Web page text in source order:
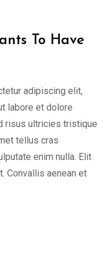
To Have
adipiscing elit,
labore et dolore
risus ultricies tristique
tellus cras
enim nulla. Elit
Convallis aenean et